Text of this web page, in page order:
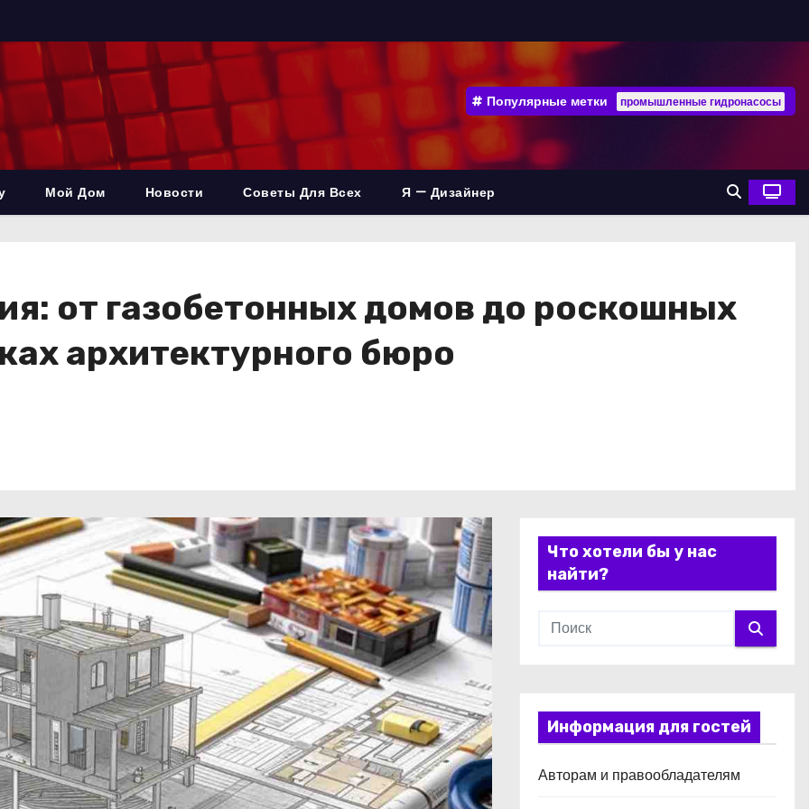
Популярные метки промышленные гидронасосы
Мой Дом Новости Советы Для Всех Я — Дизайнер
от газобетонных домов до роскошных
архитектурного бюро
Что хотели бы у нас
найти?
Информация для гостей
Авторам и правообладателям